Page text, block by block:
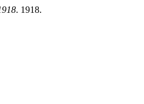
. 1918.